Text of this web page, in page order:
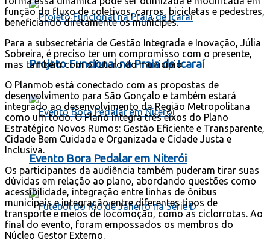
Projeto Funcional na Praia de Icaraí
Evento Bora Pedalar em Niterói
função do fluxo de coletivos, carros, bicicletas e pedestres,
beneficiando diretamente os munícipes.
Para a subsecretária de Gestão Integrada e Inovação, Júlia
Sobreira, é preciso ter um compromisso com o presente,
mas também com o futuro do município.
O Planmob está conectado com as propostas de
desenvolvimento para São Gonçalo e também estará
integrado ao desenvolvimento da Região Metropolitana
como um todo. O Plano integra três eixos do Plano
Estratégico Novos Rumos: Gestão Eficiente e Transparente,
Cidade Bem Cuidada e Organizada e Cidade Justa e
Inclusiva.
Os participantes da audiência também puderam tirar suas
dúvidas em relação ao plano, abordando questões como
acessibilidade, integração entre linhas de ônibus
municipais e integração entre diferentes tipos de
transporte e meios de locomoção, como as ciclorrotas. Ao
final do evento, foram empossados os membros do
Núcleo Gestor Externo.